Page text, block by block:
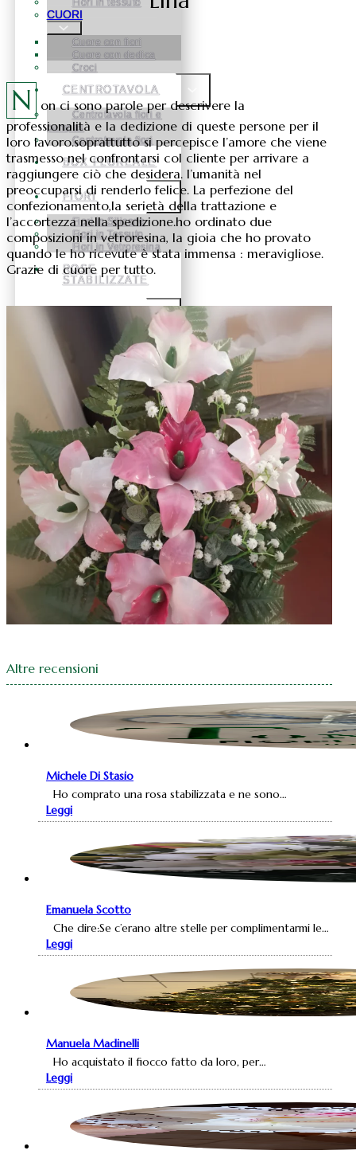
Fiori in tessuto
CUORI
Cuore con fiori
Cuore con dedica
Croci
CENTROTAVOLA
Centrotavola fiori e
pampas
Centrotavola fiori
BOX FLOREALE
FIORI
Fiori in Silicone
Fiori in Tessuto
Fiori in Vetroresina
ROSE
STABILIZZATE
Natale Alberelli
Natale palline
Natale fiocchi
Natale centrotavola
Natale decorazioni
Altre recensioni
Michele Di Stasio
Ho comprato una rosa stabilizzata e ne sono…
Leggi
Emanuela Scotto
Che dire:Se c’erano altre stelle per complimentarmi le…
Leggi
Manuela Madinelli
Ho acquistato il fiocco fatto da loro, per…
Leggi
N
on ci sono parole per descrivere la
professionalità e la dedizione di queste persone per il
loro lavoro.soprattutto si percepisce l’amore che viene
trasmesso nel confrontarsi col cliente per arrivare a
raggiungere ciò che desidera. l’umanità nel
preoccuparsi di renderlo felice. La perfezione del
confezionamento,la serietà della trattazione e
l’accortezza nella spedizione.ho ordinato due
composizioni in vetroresina, la gioia che ho provato
quando le ho ricevute è stata immensa : meravigliose.
Grazie di cuore per tutto.